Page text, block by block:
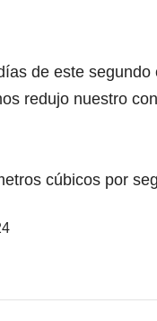
de este segundo
redujo nuestro
cúbicos por